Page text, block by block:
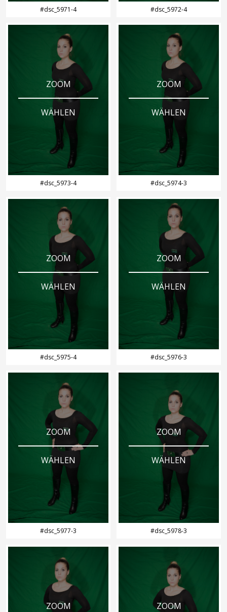
#dsc_5971-4 #dsc_5972-4
ZOOM
WÄHLEN
#dsc_5973-4
ZOOM
WÄHLEN
#dsc_5974-3
ZOOM
WÄHLEN
#dsc_5975-4
ZOOM
WÄHLEN
#dsc_5976-3
ZOOM
WÄHLEN
#dsc_5977-3
ZOOM
WÄHLEN
#dsc_5978-3
ZOOM ZOOM